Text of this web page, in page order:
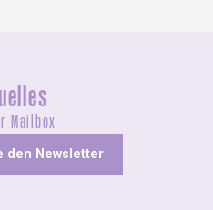
Mailbox
den Newsletter